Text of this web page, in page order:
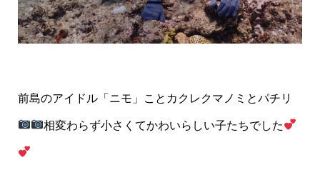
前島のアイドル「ニモ」ことカクレクマノミとパチリ
相変わらず小さくてかわいらしい子たちでした